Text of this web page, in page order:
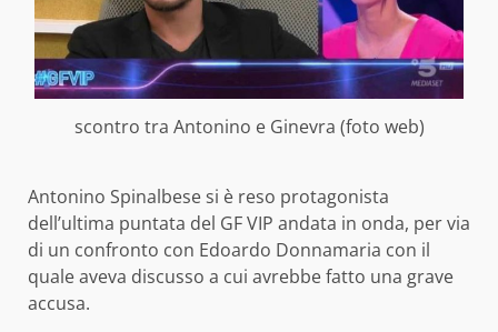
scontro tra Antonino e Ginevra (foto web)
Antonino Spinalbese si è reso protagonista
dell’ultima puntata del GF VIP andata in onda, per via
di un confronto con Edoardo Donnamaria con il
quale aveva discusso a cui avrebbe fatto una grave
accusa.